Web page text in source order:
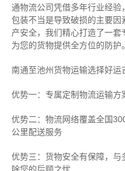
通物流公司凭借多年行业经
包装不当是导致破损的主要
产安全，我们精心打造了一
为您的货物提供全方位的防护。
南通至池州货物运输选择好
优势一：专属定制物流运输方
优势二：物流网络覆盖全国
公里配送服务
优势三：货物安全有保障，